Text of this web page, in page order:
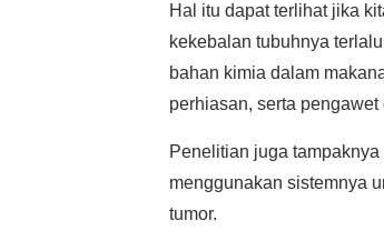
Hal itu dapat terlihat jika
kekebalan tubuhnya
bahan kimia dalam
perhiasan, serta
Penelitian juga
menggunakan sistemnya
tumor.